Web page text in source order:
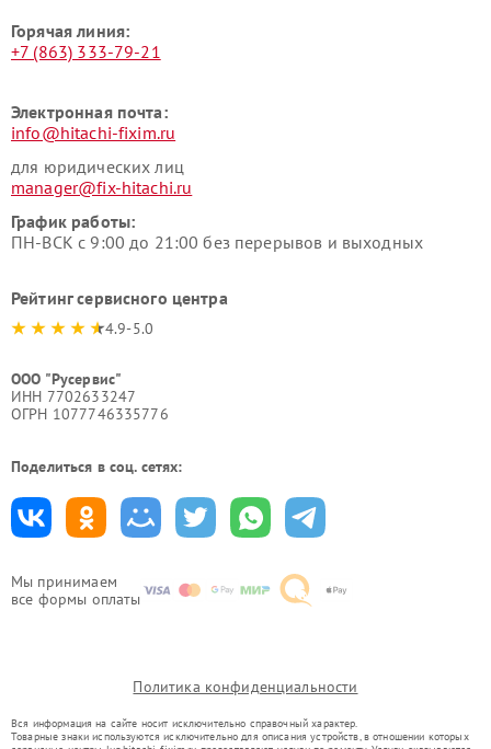
Мы принимаем
все формы оплаты
Горячая линия:
+7 (863) 333-79-21
Электронная почта:
info@hitachi-fixim.ru
для юридических лиц
manager@fix-hitachi.ru
График работы:
ПН-ВСК с 9:00 до 21:00 без перерывов и выходных
Рейтинг сервисного центра
4.9-5.0
ООО "Русервис"
ИНН 7702633247
ОГРН 1077746335776
Поделиться в соц. сетях:
Политика конфиденциальности
Вся информация на сайте носит исключительно справочный характер.
Товарные знаки используются исключительно для описания устройств, в отношении которых